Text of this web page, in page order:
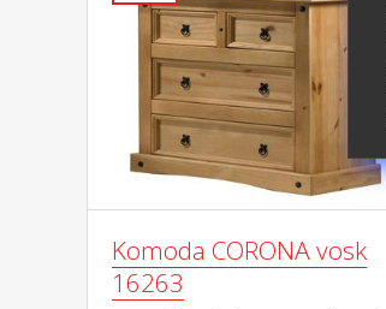
Komoda CORONA vosk
16263